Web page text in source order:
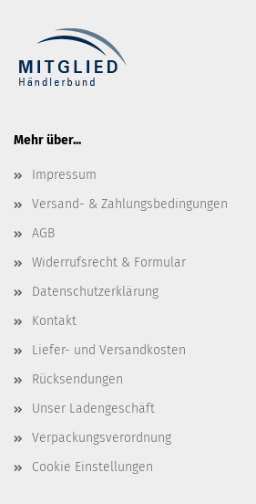
Mehr über...
Impressum
Versand- & Zahlungsbedingungen
AGB
Widerrufsrecht & Formular
Datenschutzerklärung
Kontakt
Liefer- und Versandkosten
Rücksendungen
Unser Ladengeschäft
Verpackungsverordnung
Cookie Einstellungen